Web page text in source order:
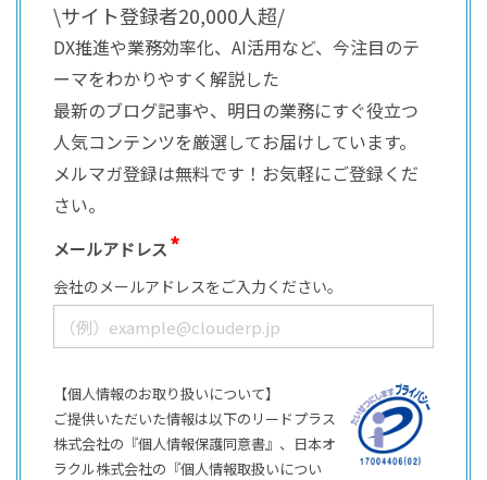
\サイト登録者20,000人超/
DX推進や業務効率化、AI活用など、今注目のテ
ーマをわかりやすく解説した
最新のブログ記事や、明日の業務にすぐ役立つ
人気コンテンツを厳選してお届けしています。
メルマガ登録は無料です！お気軽にご登録くだ
さい。
メールアドレス
会社のメールアドレスをご入力ください。
【個人情報のお取り扱いについて】
ご提供いただいた情報は以下のリードプラス
株式会社の『個人情報保護同意書』、日本オ
ラクル株式会社の『個人情報取扱いについ